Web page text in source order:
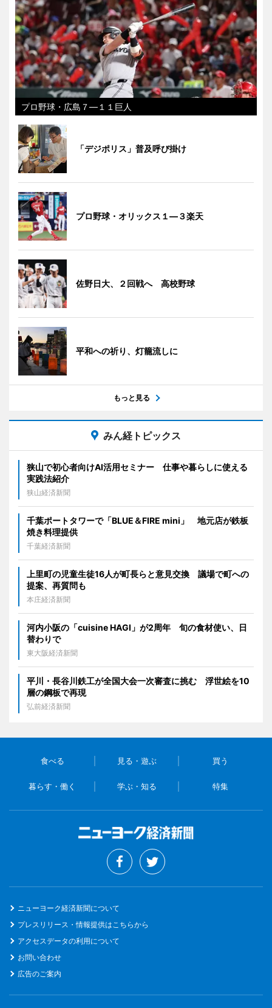
プロ野球・広島７―１１巨人
「デジポリス」普及呼び掛け
プロ野球・オリックス１―３楽天
佐野日大、２回戦へ 高校野球
平和への祈り、灯籠流しに
もっと見る
みん経トピックス
狭山で初心者向けAI活用セミナー 仕事や暮らしに使える
実践法紹介
狭山経済新聞
千葉ポートタワーで「BLUE＆FIRE mini」 地元店が鉄板
焼き料理提供
千葉経済新聞
上里町の児童生徒16人が町長らと意見交換 議場で町への
提案、再質問も
本庄経済新聞
河内小阪の「cuisine HAGI」が2周年 旬の食材使い、日
替わりで
東大阪経済新聞
平川・長谷川鉄工が全国大会一次審査に挑む 浮世絵を10
層の鋼板で再現
弘前経済新聞
食べる 見る・遊ぶ 買う
暮らす・働く 学ぶ・知る 特集
ニューヨーク経済新聞について
プレスリリース・情報提供はこちらから
アクセスデータの利用について
お問い合わせ
広告のご案内